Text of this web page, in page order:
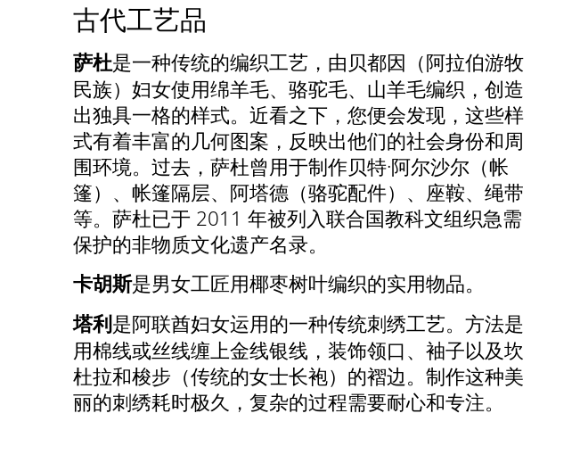
古代工艺品
萨杜是一种传统的编织工艺，由贝都因（阿拉伯游牧
民族）妇女使用绵羊毛、骆驼毛、山羊毛编织，创造
出独具一格的样式。近看之下，您便会发现，这些样
式有着丰富的几何图案，反映出他们的社会身份和周
围环境。过去，萨杜曾用于制作贝特·阿尔沙尔（帐
篷）、帐篷隔层、阿塔德（骆驼配件）、座鞍、绳带
等。萨杜已于 2011 年被列入联合国教科文组织急需
保护的非物质文化遗产名录。
卡胡斯是男女工匠用椰枣树叶编织的实用物品。
塔利 是阿联酋妇女运用的一种传统刺绣工艺。方法是
用棉线或丝线缠上金线银线，装饰领口、袖子以及坎
杜拉和梭步（传统的女士长袍）的褶边。制作这种美
丽的刺绣耗时极久，复杂的过程需要耐心和专注。